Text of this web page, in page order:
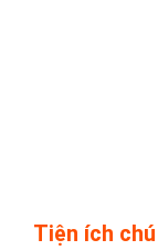
Tiện ích